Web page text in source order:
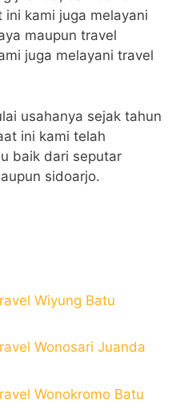
ini kami juga melayani
maupun travel
juga melayani travel
usahanya sejak tahun
ini kami telah
baik dari seputar
sidoarjo.
Wiyung Batu
Wonosari Juanda
Wonokromo Batu